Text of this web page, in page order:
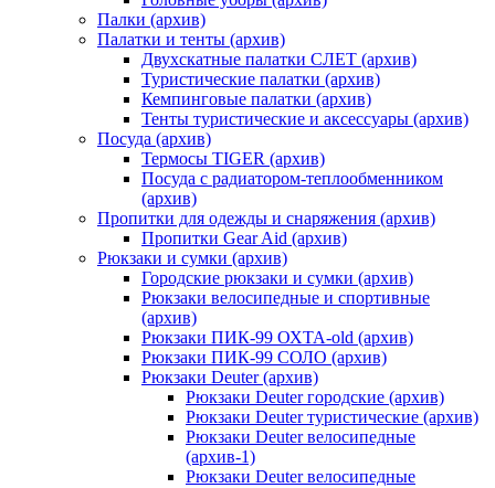
Палки (архив)
Палатки и тенты (архив)
Двухскатные палатки СЛЕТ (архив)
Туристические палатки (архив)
Кемпинговые палатки (архив)
Тенты туристические и аксессуары (архив)
Посуда (архив)
Термосы TIGER (архив)
Посуда с радиатором-теплообменником
(архив)
Пропитки для одежды и снаряжения (архив)
Пропитки Gear Aid (архив)
Рюкзаки и сумки (архив)
Городские рюкзаки и сумки (архив)
Рюкзаки велосипедные и спортивные
(архив)
Рюкзаки ПИК-99 ОХТА-old (архив)
Рюкзаки ПИК-99 СОЛО (архив)
Рюкзаки Deuter (архив)
Рюкзаки Deuter городские (архив)
Рюкзаки Deuter туристические (архив)
Рюкзаки Deuter велосипедные
(архив-1)
Рюкзаки Deuter велосипедные